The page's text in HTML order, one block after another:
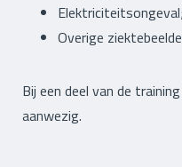
Elektriciteitsongeval;
Overige
Bij een deel van de
aanwezig.